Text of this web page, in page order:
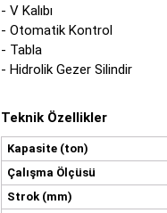
- V Kalıbı
- Otomatik Kontrol
- Tabla
- Hidrolik Gezer Silindir
Teknik Özellikler
Kapasite (ton)
Çalışma Ölçüsü
Strok (mm)